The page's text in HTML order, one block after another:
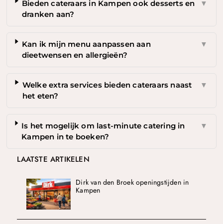
Bieden cateraars in Kampen ook desserts en
dranken aan?
▼
Kan ik mijn menu aanpassen aan
dieetwensen en allergieën?
▼
Welke extra services bieden cateraars naast
het eten?
▼
Is het mogelijk om last-minute catering in
Kampen in te boeken?
▼
LAATSTE ARTIKELEN
Dirk van den Broek openingstijden in
Kampen